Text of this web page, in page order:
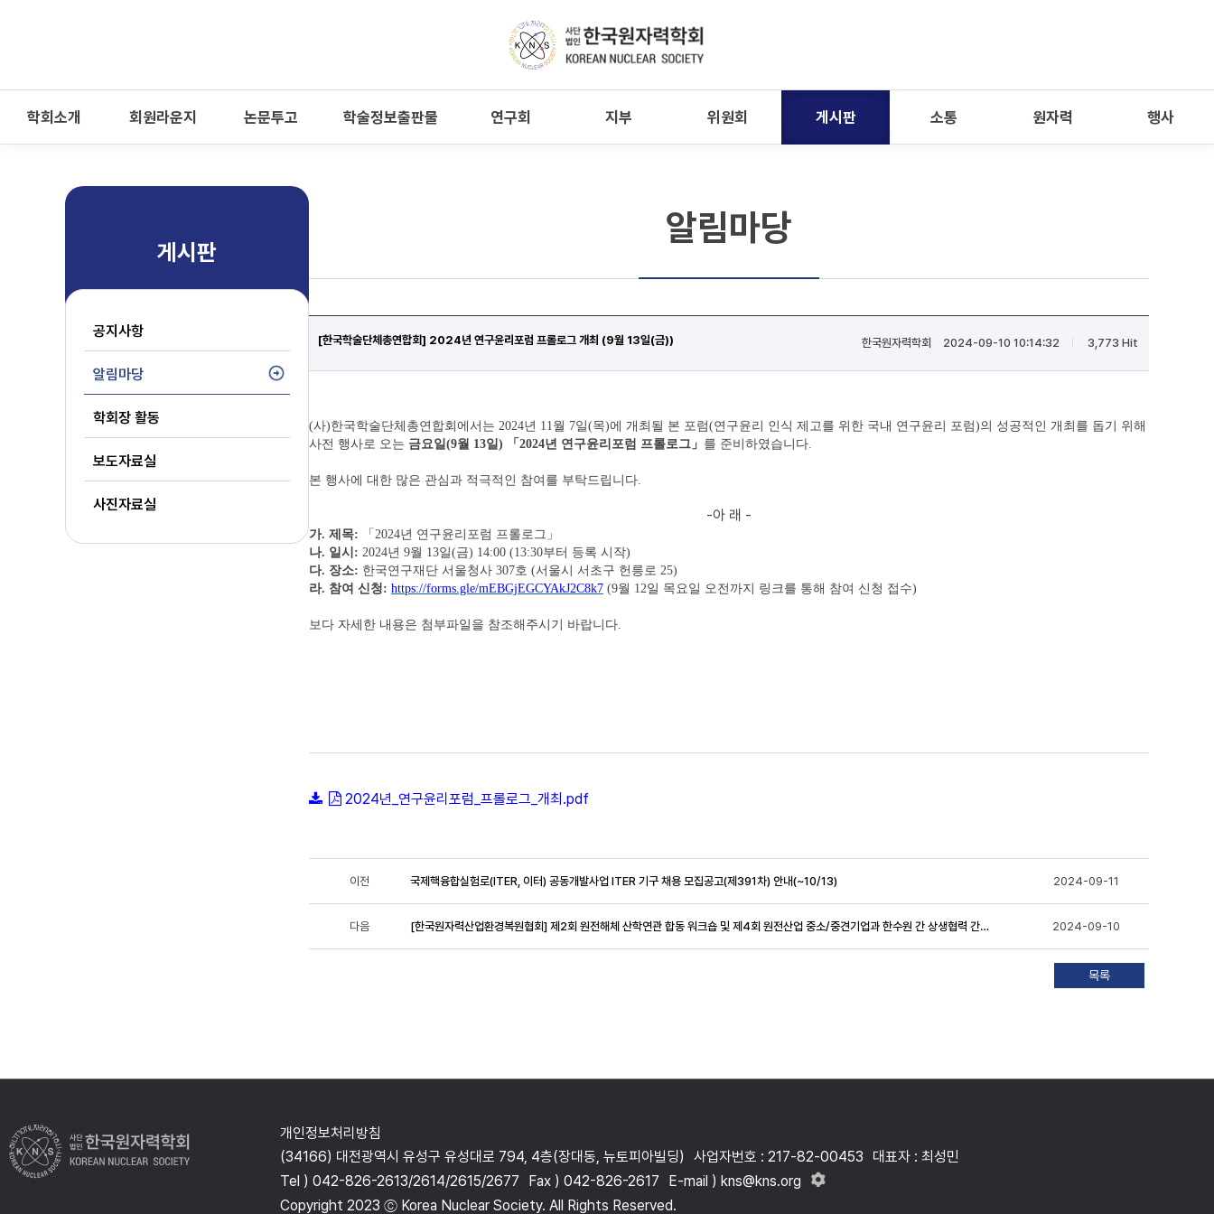
학회소개 회원라운지 논문투고 학술정보출판물 연구회 지부 위원회 게시판 소통 원자력 행사
게시판
공지사항
알림마당
학회장 활동
보도자료실
사진자료실
알림마당
[한국학술단체총연합회] 2024년 연구윤리포럼 프롤로그 개최 (9월 13일(금)) 한국원자력학회| 2024-09-10 10:14:32 3,773 Hit
(사)한국학술단체총연합회에서는 2024년 11월 7일(목)에 개최될 본 포럼(연구윤리 인식 제고를 위한 국내 연구윤리 포럼)의 성공적인 개최를 돕기 위해
사전 행사로 오는 금요일(9월 13일) 「2024년 연구윤리포럼 프롤로그」 를 준비하였습니다.
본 행사에 대한 많은 관심과 적극적인 참여를 부탁드립니다.
-아 래 -
가. 제목:
「2024년 연구윤리포럼 프롤로그」
나. 일시: 2024년 9월 13일(금) 14:00 (13:30부터 등록 시작)
다. 장소: 한국연구재단 서울청사 307호 (서울시 서초구 헌릉로 25)
라. 참여 신청: https://forms.gle/mEBGjEGCYAkJ2C8k7 (9월 12일 목요일 오전까지 링크를 통해 참여 신청 접수)
보다 자세한 내용은 첨부파일을 참조해주시기 바랍니다.
2024년_연구윤리포럼_프롤로그_개최.pdf
이전 국제핵융합실험로(ITER, 이터) 공동개발사업 ITER 기구 채용 모집공고(제391차) 안내(~10/13) 2024-09-11
다음 [한국원자력산업환경복원협회] 제2회 원전해체 산학연관 합동 워크숍 및 제4회 원전산업 중소/중견기업과 한수원 간 상생협력 간담회 개최 2024-09-10
개인정보처리방침
(34166) 대전광역시 유성구 유성대로 794, 4층(장대동, 뉴토피아빌딩)
사업자번호 : 217-82-00453
대표자 : 최성민
Tel ) 042-826-2613/2614/2615/2677
Fax ) 042-826-2617
E-mail ) kns@kns.org
Copyright 2023 ⓒ Korea Nuclear Society. All Rights Reserved.